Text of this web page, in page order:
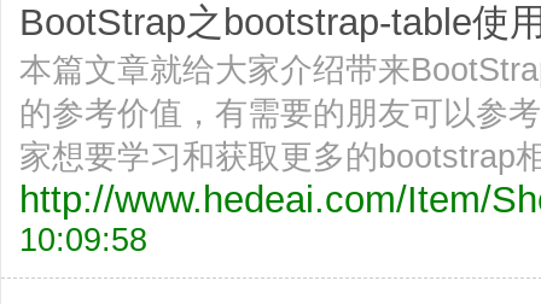
BootStrap之bootstrap-table使
本篇文章就给大家介绍带来
的参考价值，有需要的朋友可以参
家想要学习和获取更多的bootstrap
http://www.hedeai.com/Item/
10:09:58